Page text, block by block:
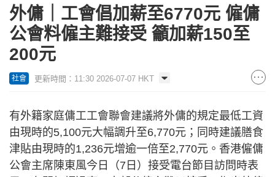
Time
外傭｜工會倡加薪至6770元 僱傭
公會料僱主難接受 籲加薪150至
200元
社會 更新時間：11:30 2026-07-07 HKT
有外籍家庭傭工工會聯會建議將外傭的規定最低工資
由現時的5,100元大幅調升至6,770元；同時建議膳食
津貼由現時的1,236元增逾一倍至2,770元。香港僱傭
公會主席陳東風今日（7日）接受電台節目訪問時表